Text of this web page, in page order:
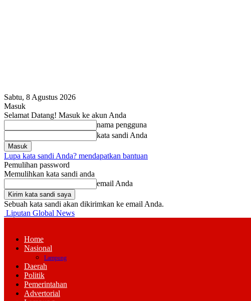
Sabtu, 8 Agustus 2026
Masuk
Selamat Datang! Masuk ke akun Anda
nama pengguna
kata sandi Anda
Lupa kata sandi Anda? mendapatkan bantuan
Pemulihan password
Memulihkan kata sandi anda
email Anda
Sebuah kata sandi akan dikirimkan ke email Anda.
Liputan Global News
Home
Nasional
Lampung
Daerah
Politik
Pemerintahan
Advertorial